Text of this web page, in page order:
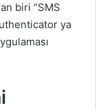
biri “SMS
ya